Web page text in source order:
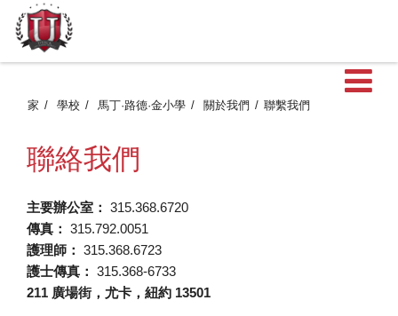
家 學校 馬丁·路德·金小學 關於我們 聯繫我們
聯絡我們
主要辦公室： 315.368.6720
傳真： 315.792.0051
護理師： 315.368.6723
護士傳真： 315.368-6733
211 廣場街，尤卡，紐約 13501